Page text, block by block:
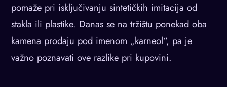
pomaže pri isključivanju sintetičkih imitacija od
stakla ili plastike. Danas se na tržištu ponekad oba
kamena prodaju pod imenom „karneol“, pa je
važno poznavati ove razlike pri kupovini.